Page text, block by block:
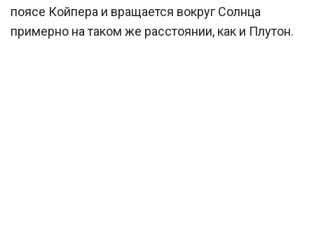
поясе Койпера и вращается вокруг Солнца
примерно на таком же расстоянии, как и Плутон.